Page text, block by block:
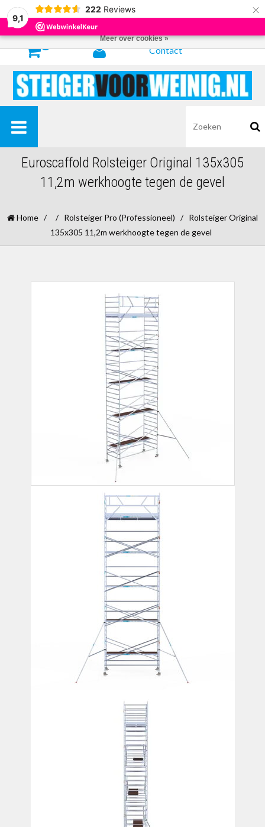
9,1
222 Reviews ×
Contact
Euroscaffold Rolsteiger Original 135x305
11,2m werkhoogte tegen de gevel
Home / / Rolsteiger Pro (Professioneel) / Rolsteiger Original
135x305 11,2m werkhoogte tegen de gevel
Door het gebruiken van onze website, ga je akkoord met het gebruik van
cookies om onze website te verbeteren.
Meer over cookies »